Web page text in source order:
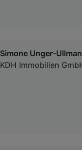
Simone Unger-
KDH Immobilien